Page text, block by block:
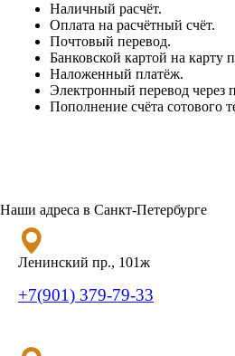
Наличный расчёт.
Оплата на расчётный счёт.
Почтовый перевод.
Банковской картой на карту
Наложенный платёж.
Электронный перевод через
Пополнение счёта сотового
Наши адреса в Санкт-Петербурге
Ленинский пр., 101ж
+7(901) 379-79-33